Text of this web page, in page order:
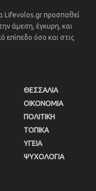
Lifevolos.gr προσπαθεί
άμεση, έγκυρη, και
όσο και στις
ΘΕΣΣΑΛΙΑ
ΟΙΚΟΝΟΜΙΑ
ΠΟΛΙΤΙΚΗ
ΤΟΠΙΚΑ
ΥΓΕΙΑ
ΨΥΧΟΛΟΓΙΑ